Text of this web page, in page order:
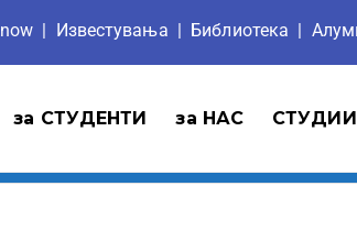
| Известувања | Библиотека |
за СТУДЕНТИ за НАС СТУДИИ